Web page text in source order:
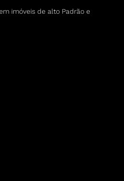
imóveis de alto Padrão e